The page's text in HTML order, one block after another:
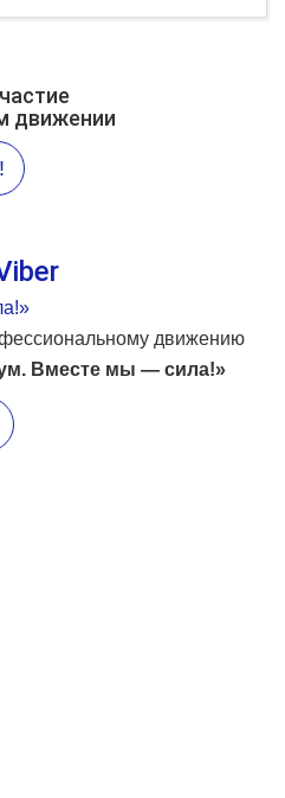
движении
движению
Вместе мы — сила!»